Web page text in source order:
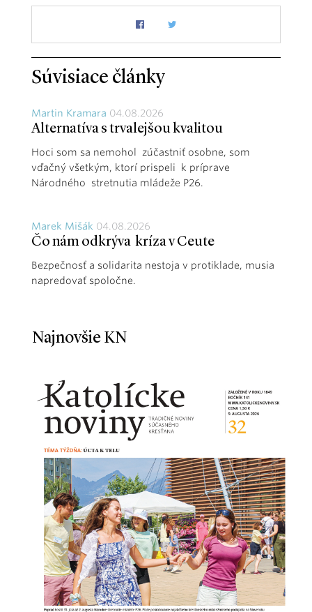
Súvisiace články
Martin Kramara 04.08.2026
Alternatíva s trvalejšou kvalitou
Hoci som sa nemohol zúčastniť osobne, som
vďačný všetkým, ktorí prispeli k príprave
Národného stretnutia mládeže P26.
Marek Mišák 04.08.2026
Čo nám odkrýva kríza v Ceute
Bezpečnosť a solidarita nestoja v protiklade, musia
napredovať spoločne.
Najnovšie KN